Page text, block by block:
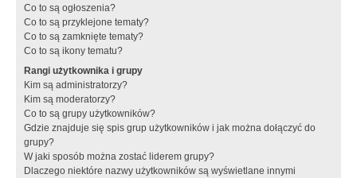
Co to są ogłoszenia?
Co to są przyklejone tematy?
Co to są zamknięte tematy?
Co to są ikony tematu?
Rangi użytkownika i grupy
Kim są administratorzy?
Kim są moderatorzy?
Co to są grupy użytkowników?
Gdzie znajduje się spis grup użytkowników i jak można dołączyć do
grupy?
W jaki sposób można zostać liderem grupy?
Dlaczego niektóre nazwy użytkowników są wyświetlane innymi